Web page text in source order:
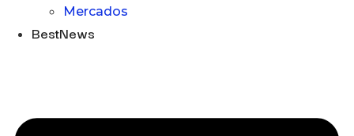
Mercados
BestNews